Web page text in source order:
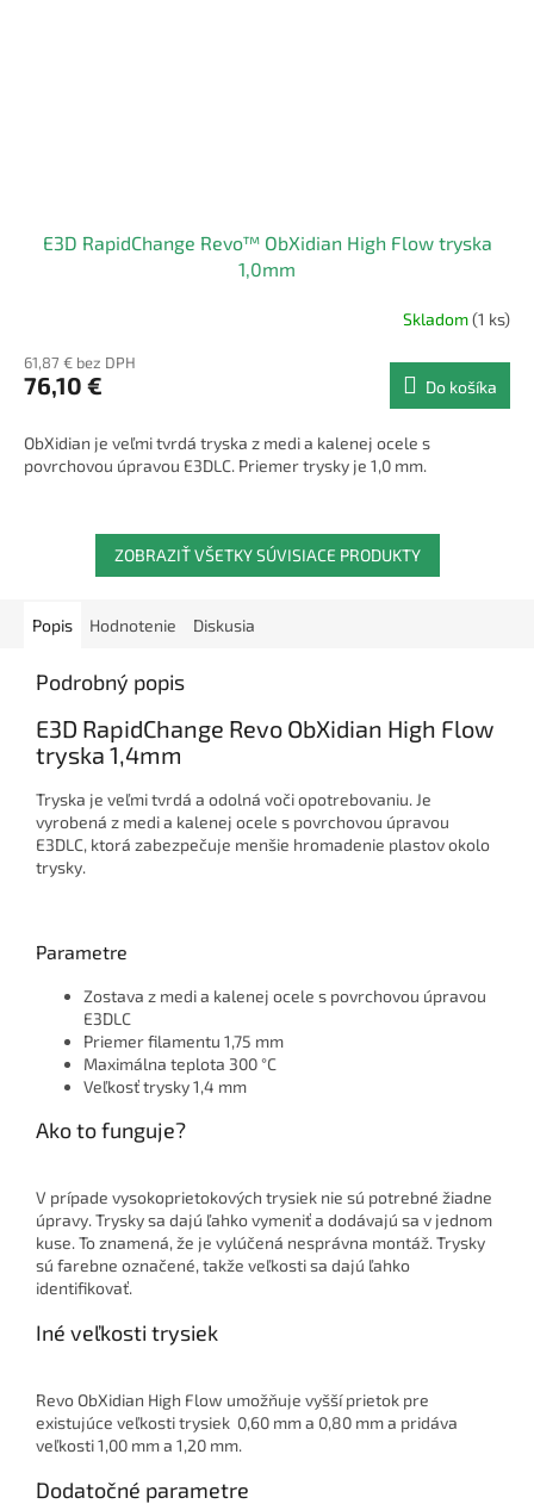
E3D RapidChange Revo™ ObXidian High Flow tryska
1,0mm
Skladom(1 ks)
61,87 € bez DPH
76,10 € Do košíka
ObXidian je veľmi tvrdá tryska z medi a kalenej ocele s
povrchovou úpravou E3DLC. Priemer trysky je 1,0 mm.
ZOBRAZIŤ VŠETKY SÚVISIACE PRODUKTY
Popis Hodnotenie Diskusia
Podrobný popis
E3D RapidChange Revo ObXidian High Flow
tryska 1,4mm
Tryska je veľmi tvrdá a odolná voči opotrebovaniu. Je
vyrobená z medi a kalenej ocele s povrchovou úpravou
E3DLC, ktorá zabezpečuje menšie hromadenie plastov okolo
trysky.
Parametre
Zostava z medi a kalenej ocele s povrchovou úpravou
E3DLC
Priemer filamentu 1,75 mm
Maximálna teplota 300 °C
Veľkosť trysky 1,4 mm
Ako to funguje?
V prípade vysokoprietokových trysiek nie sú potrebné žiadne
úpravy. Trysky sa dajú ľahko vymeniť a dodávajú sa v jednom
kuse. To znamená, že je vylúčená nesprávna montáž. Trysky
sú farebne označené, takže veľkosti sa dajú ľahko
identifikovať.
Iné veľkosti trysiek
Revo ObXidian High Flow umožňuje vyšší prietok pre
existujúce veľkosti trysiek 0,60 mm a 0,80 mm a pridáva
veľkosti 1,00 mm a 1,20 mm.
Dodatočné parametre